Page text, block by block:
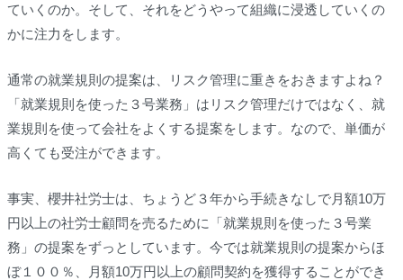
ていくのか。そして、それをどうやって組織に浸透していくの
かに注力をします。
通常の就業規則の提案は、リスク管理に重きをおきますよね？
「就業規則を使った３号業務」はリスク管理だけではなく、就
業規則を使って会社をよくする提案をします。なので、単価が
高くても受注ができます。
事実、櫻井社労士は、ちょうど３年から手続きなしで月額10万
円以上の社労士顧問を売るために「就業規則を使った３号業
務」の提案をずっとしています。今では就業規則の提案からほ
ぼ１００％、月額10万円以上の顧問契約を獲得することができ